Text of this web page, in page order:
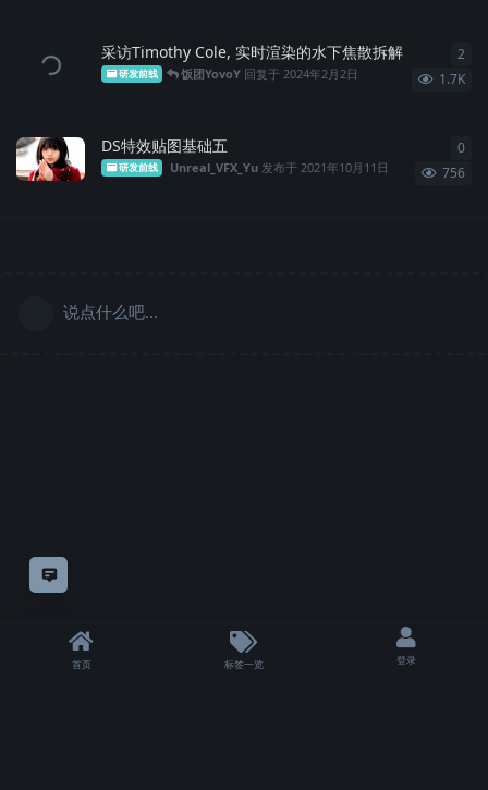
意见反馈
采访Timothy Cole, 实时渲染的水下焦散拆解
研发前线 饭团YovoY 回复于 2024年2月2日 1.7K
2
DS特效贴图基础五
研发前线 Unreal_VFX_Yu 发布于 2021年10月11日 756
0
说点什么吧...
首页 标签一览 登录